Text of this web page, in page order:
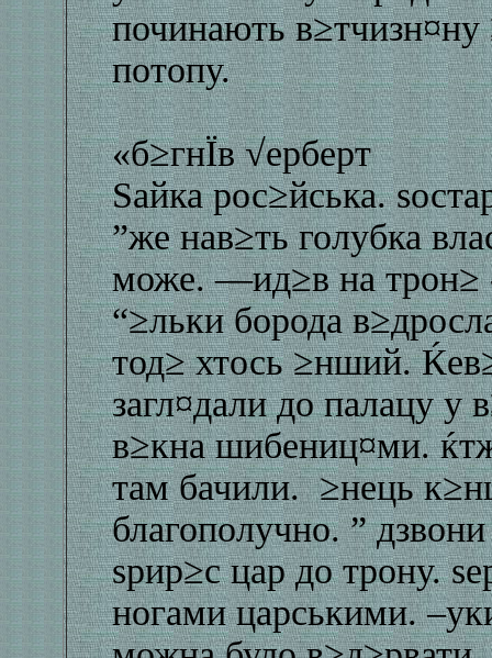
починають
потопу.
«б≥гнЇв √ерберт
Ѕайка рос≥йська.
”же нав≥ть голубка
може. —ид≥в на трон≥
“≥льки борода
тод≥ хтось ≥нший.
загл¤дали до палацу у
в≥кна шибениц¤ми.
там бачили. ≥нець
благополучно. ”
ѕрир≥с цар до трону.
ногами царськими.